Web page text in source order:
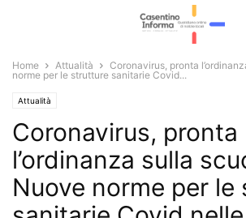
Home Attualità
Coronavirus, pronta
norme per le strutture sanitarie Covid...
Attualità
Coronavirus, pronta
l’ordinanza sulla
Nuove norme per le